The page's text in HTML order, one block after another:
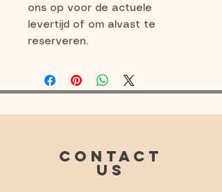
ons op voor de actuele
levertijd of om alvast te
reserveren.
CONTACT
US